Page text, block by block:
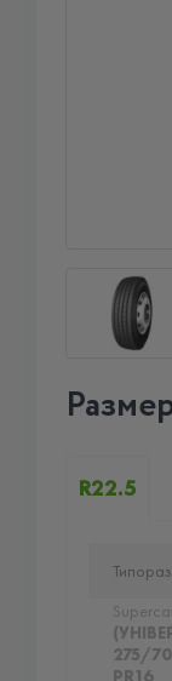
R22.5
275/70
PR16